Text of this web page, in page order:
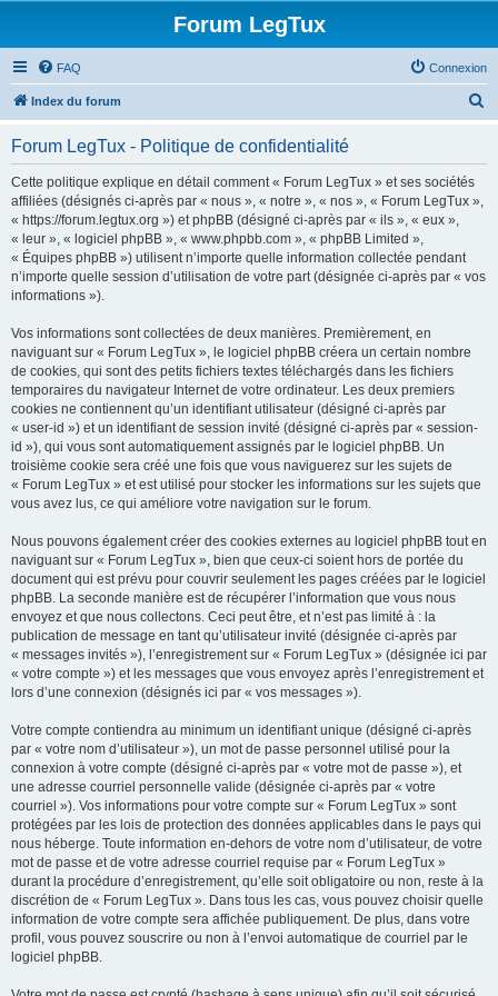
Forum LegTux
FAQ Connexion
Index du forum
Forum LegTux - Politique de confidentialité
Cette politique explique en détail comment « Forum LegTux » et ses sociétés
affiliées (désignés ci-après par « nous », « notre », « nos », « Forum LegTux »,
« https://forum.legtux.org ») et phpBB (désigné ci-après par « ils », « eux »,
« leur », « logiciel phpBB », « www.phpbb.com », « phpBB Limited »,
« Équipes phpBB ») utilisent n’importe quelle information collectée pendant
n’importe quelle session d’utilisation de votre part (désignée ci-après par « vos
informations »).
Vos informations sont collectées de deux manières. Premièrement, en
naviguant sur « Forum LegTux », le logiciel phpBB créera un certain nombre
de cookies, qui sont des petits fichiers textes téléchargés dans les fichiers
temporaires du navigateur Internet de votre ordinateur. Les deux premiers
cookies ne contiennent qu’un identifiant utilisateur (désigné ci-après par
« user-id ») et un identifiant de session invité (désigné ci-après par « session-
id »), qui vous sont automatiquement assignés par le logiciel phpBB. Un
troisième cookie sera créé une fois que vous naviguerez sur les sujets de
« Forum LegTux » et est utilisé pour stocker les informations sur les sujets que
vous avez lus, ce qui améliore votre navigation sur le forum.
Nous pouvons également créer des cookies externes au logiciel phpBB tout en
naviguant sur « Forum LegTux », bien que ceux-ci soient hors de portée du
document qui est prévu pour couvrir seulement les pages créées par le logiciel
phpBB. La seconde manière est de récupérer l’information que vous nous
envoyez et que nous collectons. Ceci peut être, et n’est pas limité à : la
publication de message en tant qu’utilisateur invité (désignée ci-après par
« messages invités »), l’enregistrement sur « Forum LegTux » (désignée ici par
« votre compte ») et les messages que vous envoyez après l’enregistrement et
lors d’une connexion (désignés ici par « vos messages »).
Votre compte contiendra au minimum un identifiant unique (désigné ci-après
par « votre nom d’utilisateur »), un mot de passe personnel utilisé pour la
connexion à votre compte (désigné ci-après par « votre mot de passe »), et
une adresse courriel personnelle valide (désignée ci-après par « votre
courriel »). Vos informations pour votre compte sur « Forum LegTux » sont
protégées par les lois de protection des données applicables dans le pays qui
nous héberge. Toute information en-dehors de votre nom d’utilisateur, de votre
mot de passe et de votre adresse courriel requise par « Forum LegTux »
durant la procédure d’enregistrement, qu’elle soit obligatoire ou non, reste à la
discrétion de « Forum LegTux ». Dans tous les cas, vous pouvez choisir quelle
information de votre compte sera affichée publiquement. De plus, dans votre
profil, vous pouvez souscrire ou non à l’envoi automatique de courriel par le
logiciel phpBB.